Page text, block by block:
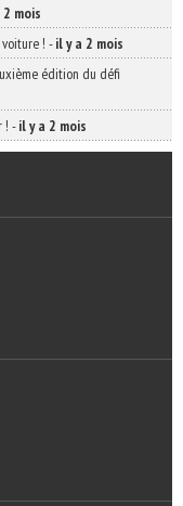
mois
! -il y a 2 mois
édition du défi
! -il y a 2 mois